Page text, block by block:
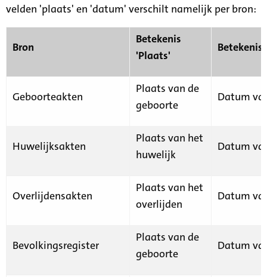
velden 'plaats' en 'datum' verschilt namelijk per bron:
Bron
Betekenis
'Plaats'
Geboorteakten
Plaats van de
geboorte
Datum
Huwelijksakten
Plaats van het
huwelijk
Datum
Overlijdensakten
Plaats van het
overlijden
Datum
Bevolkingsregister
Plaats van de
geboorte
Datum